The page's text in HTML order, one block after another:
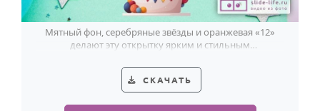
Мятный фон, серебряные звёзды и оранжевая «12»
делают эту открытку ярким и стильным
СКАЧАТЬ